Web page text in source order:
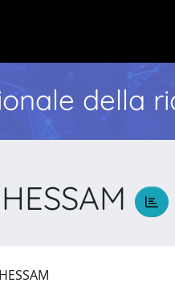
della